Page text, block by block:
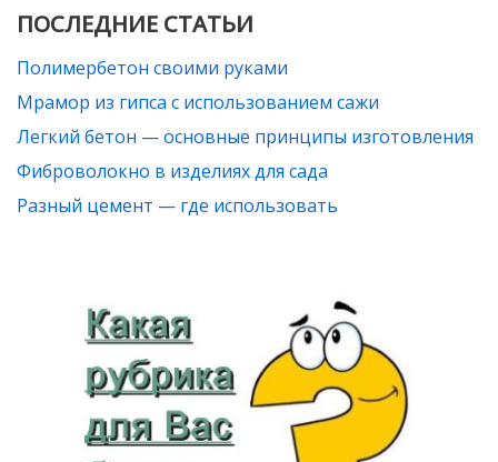
ПОСЛЕДНИЕ СТАТЬИ
Полимербетон своими руками
Мрамор из гипса с использованием сажи
Легкий бетон — основные принципы изготовления
Фиброволокно в изделиях для сада
Разный цемент — где использовать